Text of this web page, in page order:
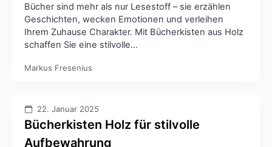
Bücher sind mehr als nur Lesestoff – sie erzählen
Geschichten, wecken Emotionen und verleihen
Ihrem Zuhause Charakter. Mit Bücherkisten aus Holz
schaffen Sie eine stilvolle…
Markus Fresenius
22. Januar 2025
Bücherkisten Holz für stilvolle
Aufbewahrung